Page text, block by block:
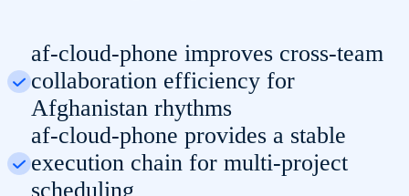
af-cloud-phone improves cross-team
collaboration efficiency for
Afghanistan rhythms
af-cloud-phone provides a stable
execution chain for multi-project
scheduling